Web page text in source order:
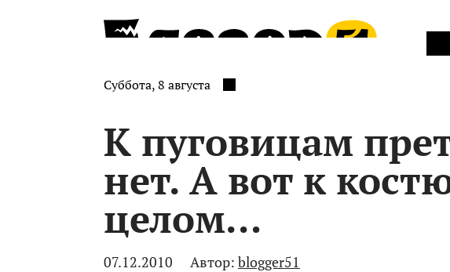
Суббота, 8 августа
К пуговицам
нет. А вот к
целом…
07.12.2010 Автор: blogger51